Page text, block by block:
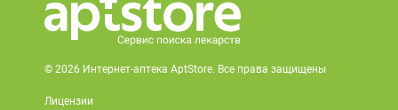
© 2026 Интернет-аптека AptStore. Все права защищены
Лицензии